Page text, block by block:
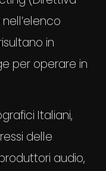
in
per operare in
Italiani,
delle
audio,